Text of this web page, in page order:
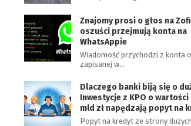
Znajomy prosi o głos na
oszuści przejmują konta na
WhatsAppie
Wiadomość przychodzi z konta
zapisanej w…
Dlaczego banki biją się o
Inwestycje z KPO o wartości
mld zł napędzają popyt na
Popyt na kredyt ze strony